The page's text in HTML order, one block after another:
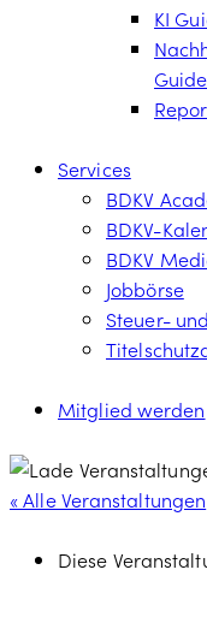
KI
Services
BDKV
BDKV-
BDKV
Jobbörse
Steuer-
Mitglied werden
« Alle Veranstaltungen
Diese